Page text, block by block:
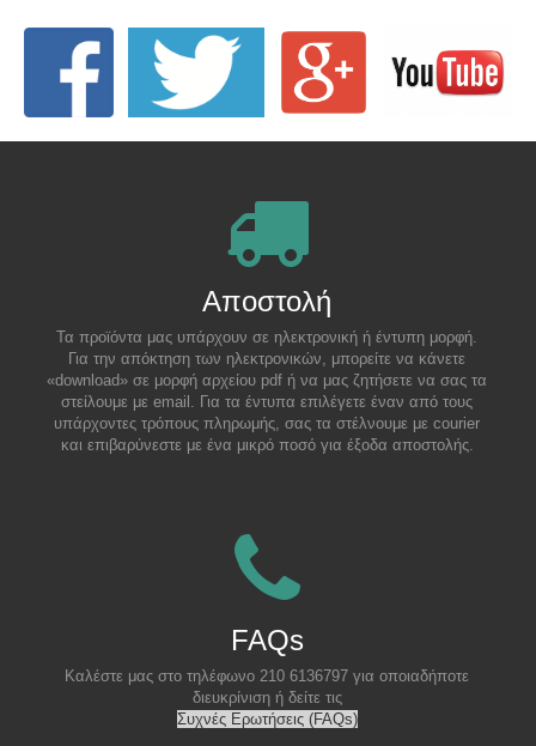
Αποστολή
Τα προϊόντα μας υπάρχουν σε ηλεκτρονική ή έντυπη μορφή.
Για την απόκτηση των ηλεκτρονικών, μπορείτε να κάνετε
«download» σε μορφή αρχείου pdf ή να μας ζητήσετε να σας τα
στείλουμε με email. Για τα έντυπα επιλέγετε έναν από τους
υπάρχοντες τρόπους πληρωμής, σας τα στέλνουμε με courier
και επιβαρύνεστε με ένα μικρό ποσό για έξοδα αποστολής.
FAQs
Καλέστε μας στο τηλέφωνο 210 6136797 για οποιαδήποτε
διευκρίνιση ή δείτε τις
Συχνές Ερωτήσεις (FAQs)